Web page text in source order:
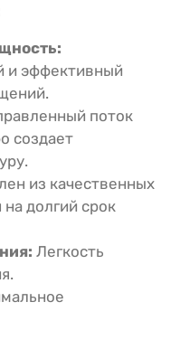
и эффективный
поток
создает
из качественных
долгий срок
Легкость